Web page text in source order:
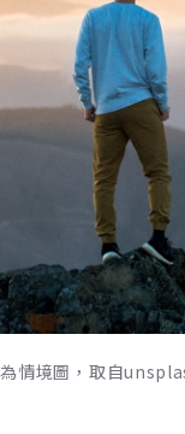
情境圖，取自